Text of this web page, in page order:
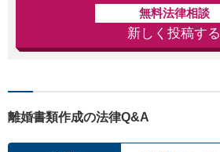
無料法律相談
新しく投稿する
離婚書類作成の法律Q&A